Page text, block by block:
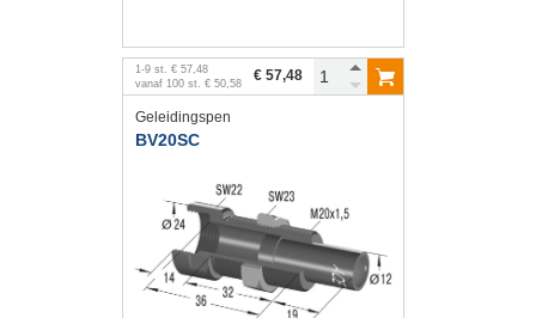
1 -9 st. € 57,48
vanaf 100 st. € 50,58 € 57,48
Geleidingspen
BV20SC